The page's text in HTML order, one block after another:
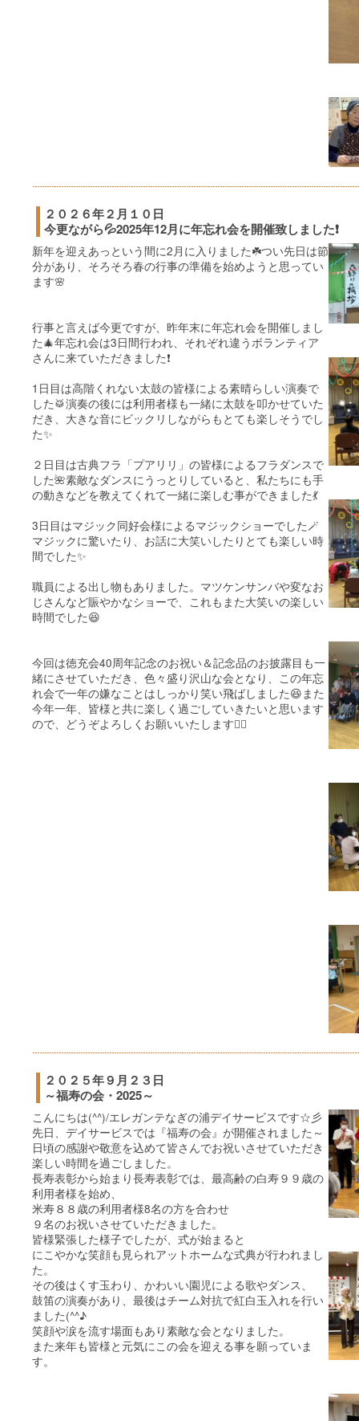
２０２６年２月１０日
今更ながら💦2025年12月に年忘れ会を開催致しました❗️
新年を迎えあっという間に2月に入りました☘️つい先日は節
分があり、そろそろ春の行事の準備を始めようと思ってい
ます🌸
行事と言えば今更ですが、昨年末に年忘れ会を開催しまし
た🎄年忘れ会は3日間行われ、それぞれ違うボランティア
さんに来ていただきました❗️
1日目は高階くれない太鼓の皆様による素晴らしい演奏で
した🥁演奏の後には利用者様も一緒に太鼓を叩かせていた
だき、大きな音にビックリしながらもとても楽しそうでし
た✨
２日目は古典フラ「プアリリ」の皆様によるフラダンスで
した🌺素敵なダンスにうっとりしていると、私たちにも手
の動きなどを教えてくれて一緒に楽しむ事ができました💃
3日目はマジック同好会様によるマジックショーでした🪄
マジックに驚いたり、お話に大笑いしたりとても楽しい時
間でした✨
職員による出し物もありました。マツケンサンバや変なお
じさんなど賑やかなショーで、これもまた大笑いの楽しい
時間でした😆
今回は徳充会40周年記念のお祝い＆記念品のお披露目も一
緒にさせていただき、色々盛り沢山な会となり、この年忘
れ会で一年の嫌なことはしっかり笑い飛ばしました😆また
今年一年、皆様と共に楽しく過ごしていきたいと思います
ので、どうぞよろしくお願いいたします🙇‍♀️
２０２５年９月２３日
～福寿の会・2025～
こんにちは(^^)/エレガンテなぎの浦デイサービスです☆彡
先日、デイサービスでは『福寿の会』が開催されました～
日頃の感謝や敬意を込めて皆さんでお祝いさせていただき
楽しい時間を過ごしました。
長寿表彰から始まり長寿表彰では、最高齢の白寿９９歳の
利用者様を始め、
米寿８８歳の利用者様8名の方を合わせ
９名のお祝いさせていただきました。
皆様緊張した様子でしたが、式が始まると
にこやかな笑顔も見られアットホームな式典が行われまし
た。
その後はくす玉わり、かわいい園児による歌やダンス、
鼓笛の演奏があり、最後はチーム対抗で紅白玉入れを行い
ました(^^♪
笑顔や涙を流す場面もあり素敵な会となりました。
また来年も皆様と元気にこの会を迎える事を願っていま
す。